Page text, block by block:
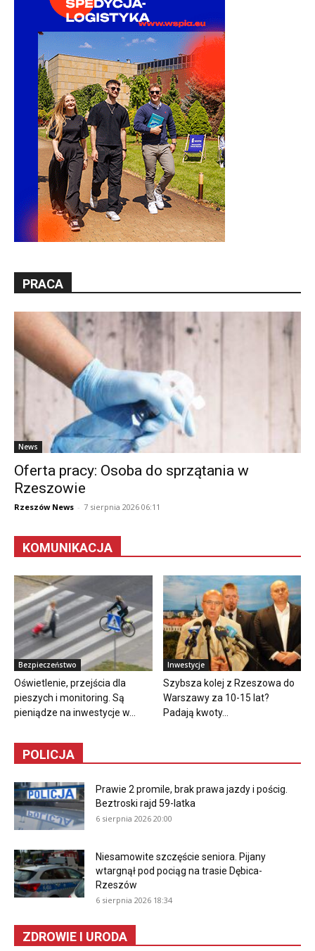
PRACA
News
Oferta pracy: Osoba do sprzątania w
Rzeszowie
Rzeszów News - 7 sierpnia 2026 06:11
KOMUNIKACJA
Bezpieczeństwo
Oświetlenie, przejścia dla
pieszych i monitoring. Są
pieniądze na inwestycje w...
Inwestycje
Szybsza kolej z Rzeszowa do
Warszawy za 10-15 lat?
Padają kwoty...
POLICJA
Prawie 2 promile, brak prawa jazdy i pościg.
Beztroski rajd 59-latka
6 sierpnia 2026 20:00
Niesamowite szczęście seniora. Pijany
wtargnął pod pociąg na trasie Dębica-
Rzeszów
6 sierpnia 2026 18:34
ZDROWIE I URODA